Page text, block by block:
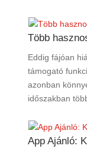
Több
Eddig fájóan
támogató
azonban
időszakban
App Ajánló: